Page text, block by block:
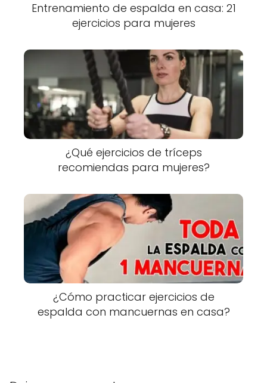
Entrenamiento de espalda en casa: 21
ejercicios para mujeres
¿Qué ejercicios de tríceps
recomiendas para mujeres?
¿Cómo practicar ejercicios de
espalda con mancuernas en casa?